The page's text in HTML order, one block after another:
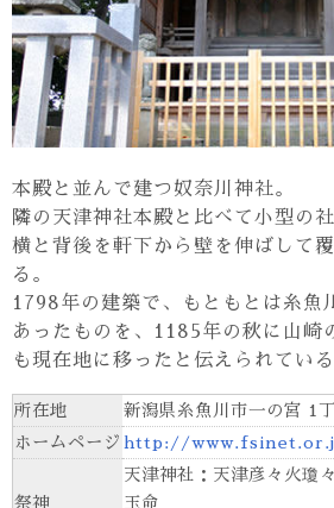
本殿と並んで建つ奴奈川神社。
隣の天津神社本殿と比べて小型の
横と背後を軒下から壁を伸ばして
る。
1798年の建築で、もともとは糸魚
あったものを、1185年の秋に山崎
も現在地に移ったと伝えられている
所在地
新潟県糸魚川市一の宮 1
ホームページ http://
祭神
天津神社：天津彦々火瓊
玉命